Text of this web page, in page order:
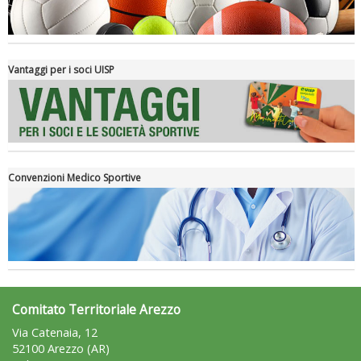
Tiziano Pesce a Radio InBlu2000 traccia il bilancio della stagione
Vantaggi per i soci UISP
Convenzioni Medico Sportive
Comitato Territoriale Arezzo
Via Catenaia, 12
52100 Arezzo (AR)